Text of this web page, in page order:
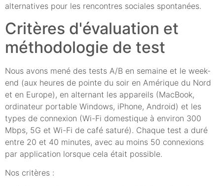
alternatives pour les rencontres sociales spontanées.
Critères d'évaluation et
méthodologie de test
Nous avons mené des tests A/B en semaine et le week-
end (aux heures de pointe du soir en Amérique du Nord
et en Europe), en alternant les appareils (MacBook,
ordinateur portable Windows, iPhone, Android) et les
types de connexion (Wi-Fi domestique à environ 300
Mbps, 5G et Wi-Fi de café saturé). Chaque test a duré
entre 20 et 40 minutes, avec au moins 50 connexions
par application lorsque cela était possible.
Nos critères :